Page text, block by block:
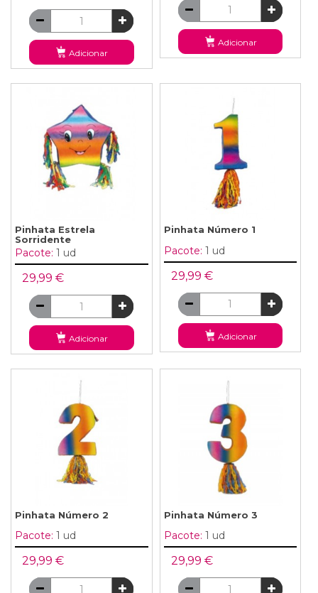
Adicionar
Adicionar
Pinhata Estrela
Sorridente
Pacote: 1 ud
29,99 €
Adicionar
Pinhata Número 1
Pacote: 1 ud
29,99 €
Adicionar
Pinhata Número 2
Pacote: 1 ud
29,99 €
Pinhata Número 3
Pacote: 1 ud
29,99 €